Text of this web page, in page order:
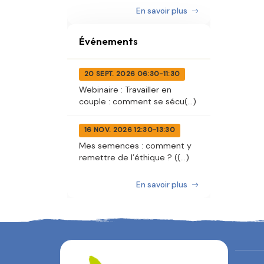
En savoir plus
Événements
20 SEPT. 2026 06:30-11:30
Webinaire : Travailler en
couple : comment se sécu(...)
16 NOV. 2026 12:30-13:30
Mes semences : comment y
remettre de l’éthique ? ((...)
En savoir plus